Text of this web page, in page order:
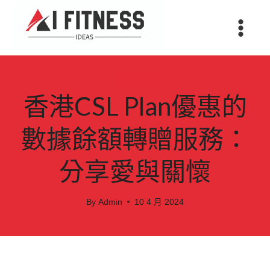
content
香港CSL Plan優惠的
數據餘額轉贈服務：
分享愛與關懷
By Admin 10 4 月 2024